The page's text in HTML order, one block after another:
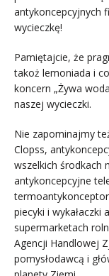
antykoncepcyjnych
wycieczkę!
Pamiętajcie, że
takoż lemoniada i
koncern „Żywa
naszej wycieczki.
Nie zapominajmy
Clopss,
wszelkich środkach
antykoncepcyjne
piecyki i
supermarketach
Agencji Handlowej
pomysłodawcą i